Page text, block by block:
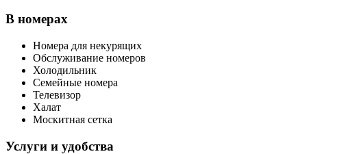
В номерах
Номера для некурящих
Обслуживание номеров
Холодильник
Семейные номера
Телевизор
Халат
Москитная сетка
Услуги и удобства